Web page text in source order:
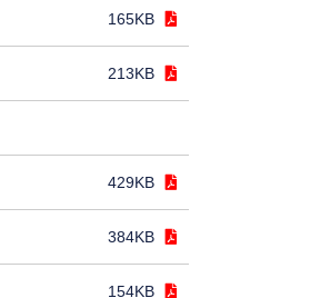
165KB
213KB
429KB
384KB
154KB